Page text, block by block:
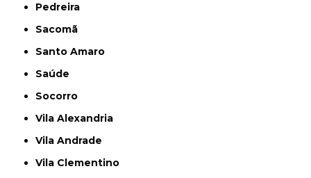
Pedreira
Sacomã
Santo Amaro
Saúde
Socorro
Vila Alexandria
Vila Andrade
Vila Clementino